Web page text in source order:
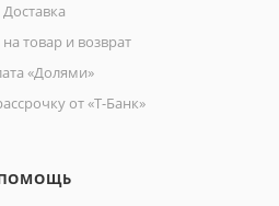
Доставка
товар и возврат
«Долями»
от «Т-Банк»